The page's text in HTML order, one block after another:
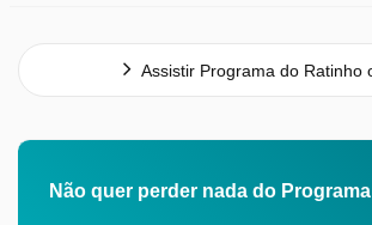
Assistir Programa do Ratinho
Não quer perder nada do